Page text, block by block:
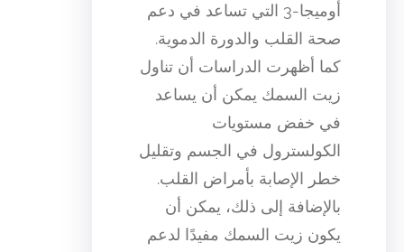
أوميجا-3 التي تساعد في دعم
صحة القلب والدورة الدموية.
كما أظهرت الدراسات أن تناول
زيت السمك يمكن أن يساعد
في خفض مستويات
الكولسترول في الجسم وتقليل
خطر الإصابة بأمراض القلب.
بالإضافة إلى ذلك، يمكن أن
يكون زيت السمك مفيدًا لدعم